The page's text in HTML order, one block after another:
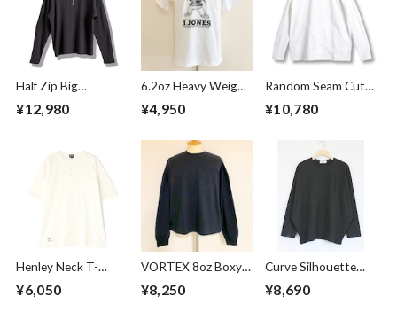
Half Zip Big
Pullover Gray
¥12,980
6.2oz Heavy Weight
T-shirts FRP-0038
¥4,950
Random Seam Cut
Off Crew Neck L/S
T-shirts White
¥10,780
Henley Neck T-
shirts Off White
¥6,050
VORTEX 8oz Boxy
Cropped L/S Tee
with with Glasses
¥8,250
Curve Silhouette
Cut & Sewn Black
¥8,690